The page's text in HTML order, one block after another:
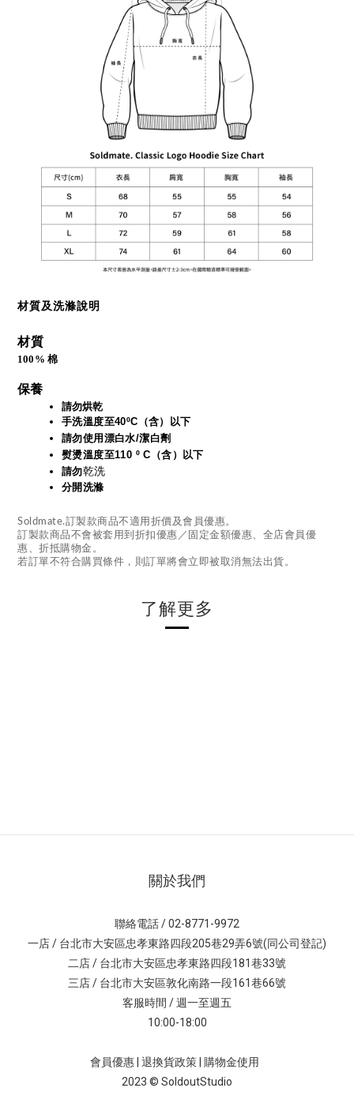
材質及洗滌說明
材質
100% 棉
保養
請勿烘乾
手洗溫度至40ºC（含）以下
請勿使用漂白水/潔白劑
熨燙溫度至110 º C（含）以下
請勿乾洗
分開洗滌
Soldmate.訂製款商品不適用折價及會員優惠。
訂製款商品不會被套用到折扣優惠／固定金額優惠、全店會員優
惠、折抵購物金。
若訂單不符合購買條件，則訂單將會立即被取消無法出貨。
了解更多
關於我們
聯絡電話 / 02-8771-9972
一店 / 台北市大安區忠孝東路四段205巷29弄6號(同公司登記)
二店 / 台北市大安區忠孝東路四段181巷33號
三店 / 台北市大安區敦化南路一段161巷66號
客服時間 / 週一至週五
10:00-18:00
會員優惠 退換貨政策 購物金使用
2023 © SoldoutStudio